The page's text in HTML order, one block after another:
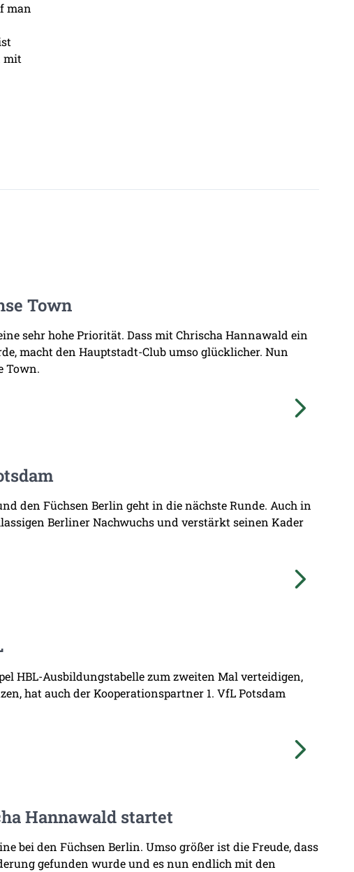
man
mit
Town
sehr hohe Priorität. Dass mit Chrischa Hannawald ein
macht den Hauptstadt-Club umso glücklicher. Nun
Town.
den Füchsen Berlin geht in die nächste Runde. Auch in
Berliner Nachwuchs und verstärkt seinen Kader
HBL-Ausbildungstabelle zum zweiten Mal verteidigen,
hat auch der Kooperationspartner 1. VfL Potsdam
Hannawald startet
bei den Füchsen Berlin. Umso größer ist die Freude, dass
gefunden wurde und es nun endlich mit den